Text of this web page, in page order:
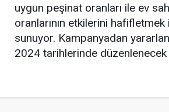
uygun peşinat oranları ile ev
oranlarının etkilerini
sunuyor. Kampanyadan
2024 tarihlerinde düzenlenecek